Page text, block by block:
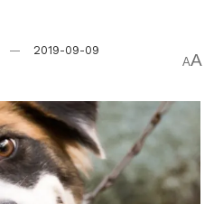
2019-09-09
AA